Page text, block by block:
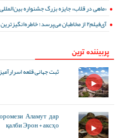
«ماهی در قلاب» جایزه بزرگ جشنواره
آی‌فیلم۲ از مخاطبان می‌پرسد؛ خاطره‌انگیزترین نقش اکبر عبدی کدام است؟
پربیننده ترین
ثبت جهانی قلعه
Аламут дар
қалби Эрон + аксҳо